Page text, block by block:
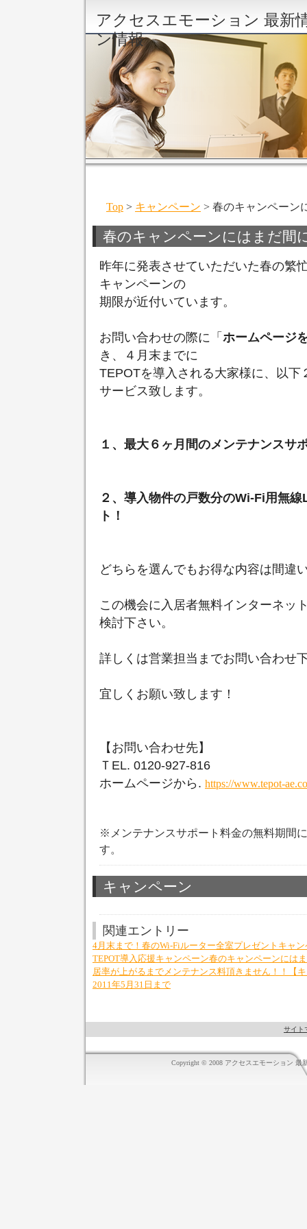
アクセスエモーション 最新
ン情報
Top > キャンペーン > 春のキャンペーン
春のキャンペーンにはまだ間
昨年に発表させていただいた春の繁
キャンペーンの
期限が近付いています。
お問い合わせの際に「 ホームページ
き、４月末までに
TEPOTを導入される大家様に、以下
サービス致します。
１、最大６ヶ月間のメンテナンスサ
２、導入物件の戸数分のWi-Fi用無
ト！
どちらを選んでもお得な内容は間違
この機会に入居者無料インターネッ
検討下さい。
詳しくは営業担当までお問い合わせ
宜しくお願い致します！
【お問い合わせ先】
Ｔ EL. 0120-927-816
ホームページから . https://www.tepot-
※メンテナンスサポート料金の無料期間
す。
キャンペーン
関連エントリー
4月末まで！春のWi-Fiルーター全室プレゼントキャン
TEPOT導入応援キャンペーン春のキャンペーンには
居率が上がるまでメンテナンス料頂きません！！
【
2011年5月31日まで
サイト
Copyright © 2008 アクセスエモーション 最